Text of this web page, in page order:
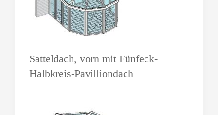
Satteldach, vorn mit Fünfeck-
Halbkreis-Pavilliondach